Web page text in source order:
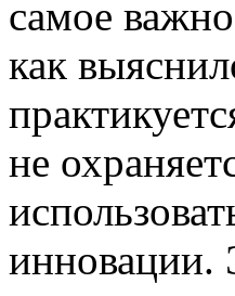
самое
как
не
инновации.